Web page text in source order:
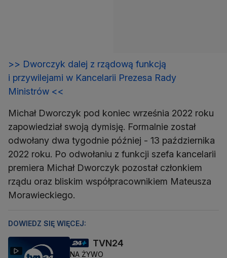
>> Dworczyk dalej z rządową funkcją
i przywilejami w Kancelarii Prezesa Rady
Ministrów <<
Michał Dworczyk pod koniec września 2022 roku
zapowiedział swoją dymisję. Formalnie został
odwołany dwa tygodnie później - 13 października
2022 roku. Po odwołaniu z funkcji szefa kancelarii
premiera Michał Dworczyk pozostał członkiem
rządu oraz bliskim współpracownikiem Mateusza
Morawieckiego.
DOWIEDZ SIĘ WIĘCEJ:
TVN24
NA ŻYWO